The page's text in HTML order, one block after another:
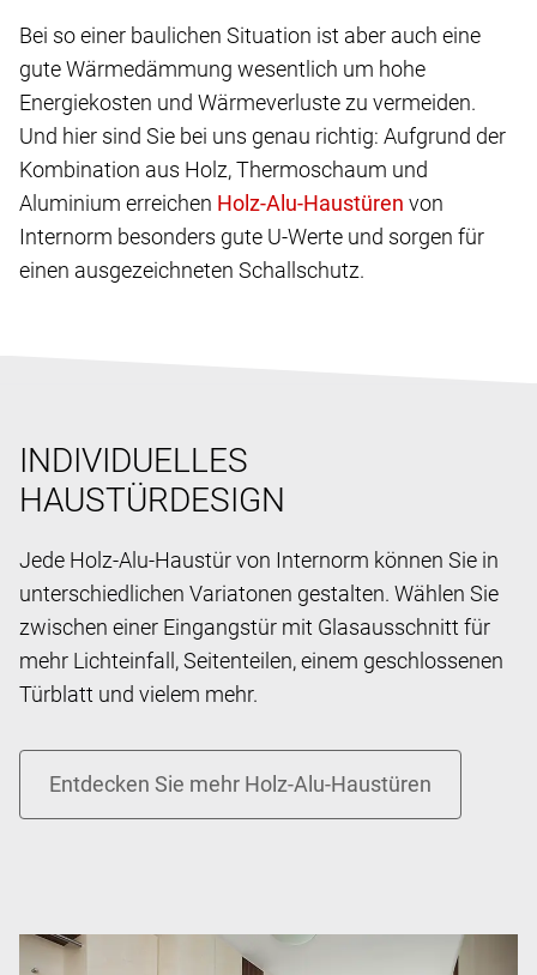
Bei so einer baulichen Situation ist aber auch eine
gute Wärmedämmung wesentlich um hohe
Energiekosten und Wärmeverluste zu vermeiden.
Und hier sind Sie bei uns genau richtig: Aufgrund der
Kombination aus Holz, Thermoschaum und
Aluminium erreichen
von
Internorm besonders gute U-Werte und sorgen für
einen ausgezeichneten Schallschutz.
INDIVIDUELLES
HAUSTÜRDESIGN
Jede Holz-Alu-Haustür von Internorm können Sie in
unterschiedlichen Variatonen gestalten. Wählen Sie
zwischen einer Eingangstür mit Glasausschnitt für
mehr Lichteinfall, Seitenteilen, einem geschlossenen
Türblatt und vielem mehr.